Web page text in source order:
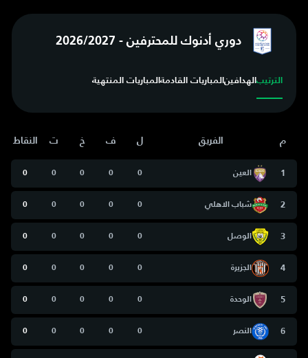
دوري أدنوك للمحترفين - 2026/2027
الترتيبالهدافينالمباريات القادمةالمباريات المنتهية
م الفريق ل ف خ ت النقاط
1 العين 0
0
0
0
0
2 شباب الاهلي 0
0
0
0
0
3 الوصل 0
0
0
0
0
4 الجزيرة 0
0
0
0
0
5 الوحدة 0
0
0
0
0
6 النصر 0
0
0
0
0